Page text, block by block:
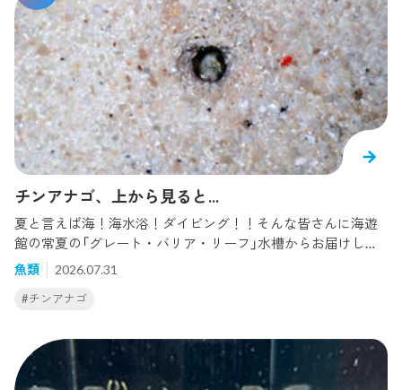
チンアナゴ、上から見ると...
夏と言えば海！海水浴！ダイビング！！そんな皆さんに海遊
館の常夏の「グレート・バリア・リーフ」水槽からお届けしま
す。今回ご紹介するのはみんな大好きチンアナゴ！そんなチ
ンアナゴを飼育員ならではの角度で撮ってみました。潜水清
掃のついでに探してみると、、あれ？？チンアナゴは砂に隠
は上から見えるのかな？？そんな時にふとチンアナゴの様子
を見に行ってみると、、、、いたあ！いかがですか！！チン
アナゴの穴、こんな感じです。チンアナゴのチンは犬の
魚類 2026.07.31
#チンアナゴ